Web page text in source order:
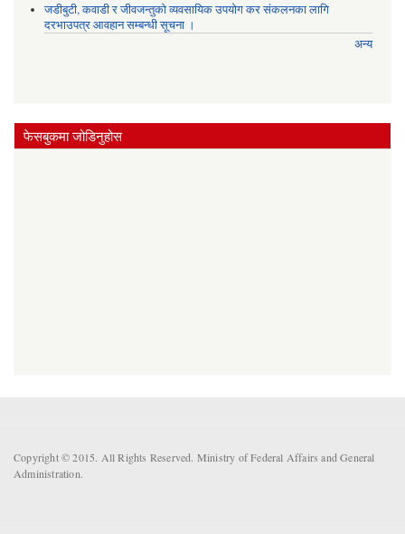
जडीबुटी, कवाडी र जीवजन्तुको व्यवसायिक उपयोग कर संकलनका लागि
दरभाउपत्र आवहान सम्बन्धी सूचना ।
अन्य
फेसबुकमा जोडिनुहोस
Copyright © 2015. All Rights Reserved. Ministry of Federal Affairs and General
Administration.